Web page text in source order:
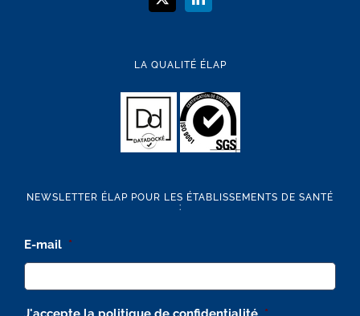
LA QUALITÉ ÉLAP
NEWSLETTER ÉLAP POUR LES ÉTABLISSEMENTS DE SANTÉ
:
E-mail *